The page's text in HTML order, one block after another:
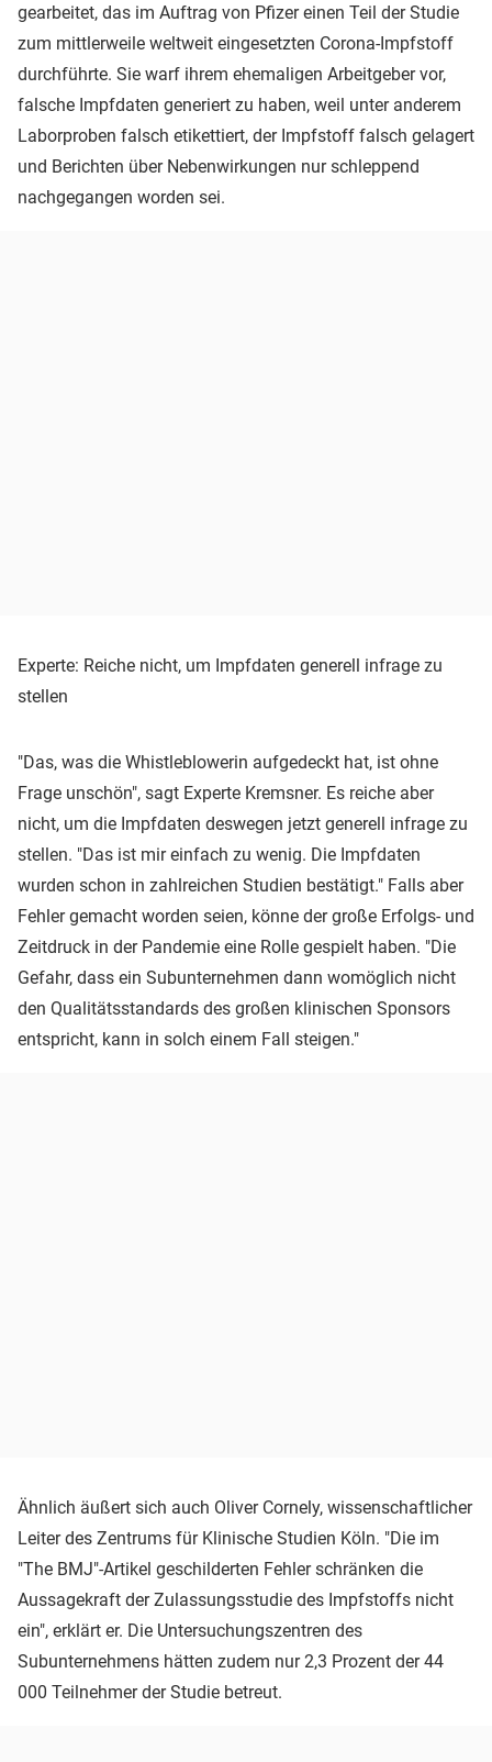
gearbeitet, das im Auftrag von Pfizer einen Teil der Studie
zum mittlerweile weltweit eingesetzten Corona-Impfstoff
durchführte. Sie warf ihrem ehemaligen Arbeitgeber vor,
falsche Impfdaten generiert zu haben, weil unter anderem
Laborproben falsch etikettiert, der Impfstoff falsch gelagert
und Berichten über Nebenwirkungen nur schleppend
nachgegangen worden sei.
Experte: Reiche nicht, um Impfdaten generell infrage zu
stellen
"Das, was die Whistleblowerin aufgedeckt hat, ist ohne
Frage unschön", sagt Experte Kremsner. Es reiche aber
nicht, um die Impfdaten deswegen jetzt generell infrage zu
stellen. "Das ist mir einfach zu wenig. Die Impfdaten
wurden schon in zahlreichen Studien bestätigt." Falls aber
Fehler gemacht worden seien, könne der große Erfolgs- und
Zeitdruck in der Pandemie eine Rolle gespielt haben. "Die
Gefahr, dass ein Subunternehmen dann womöglich nicht
den Qualitätsstandards des großen klinischen Sponsors
entspricht, kann in solch einem Fall steigen."
Ähnlich äußert sich auch Oliver Cornely, wissenschaftlicher
Leiter des Zentrums für Klinische Studien Köln. "Die im
"The BMJ"-Artikel geschilderten Fehler schränken die
Aussagekraft der Zulassungsstudie des Impfstoffs nicht
ein", erklärt er. Die Untersuchungszentren des
Subunternehmens hätten zudem nur 2,3 Prozent der 44
000 Teilnehmer der Studie betreut.